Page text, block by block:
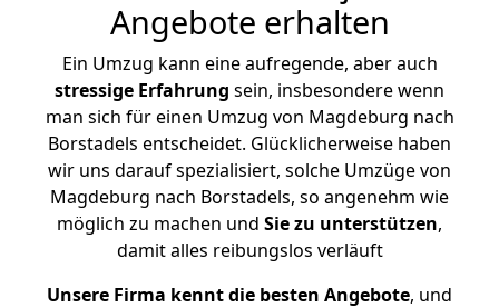
Angebote erhalten
Ein Umzug kann eine aufregende, aber auch
stressige Erfahrung sein, insbesondere wenn
man sich für einen Umzug von Magdeburg nach
Borstadels entscheidet. Glücklicherweise haben
wir uns darauf spezialisiert, solche Umzüge von
Magdeburg nach Borstadels, so angenehm wie
möglich zu machen und Sie zu unterstützen,
damit alles reibungslos verläuft
Unsere Firma kennt die besten Angebote, und